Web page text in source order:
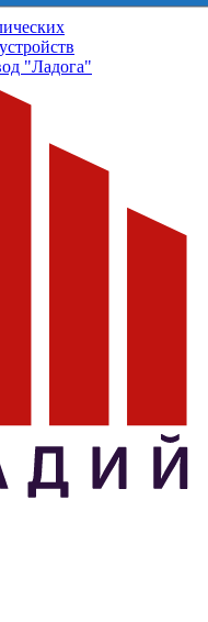
"Ладога"